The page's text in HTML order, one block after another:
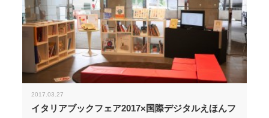
2017.03.27
イタリアブックフェア2017×国際デジタルえほんフ